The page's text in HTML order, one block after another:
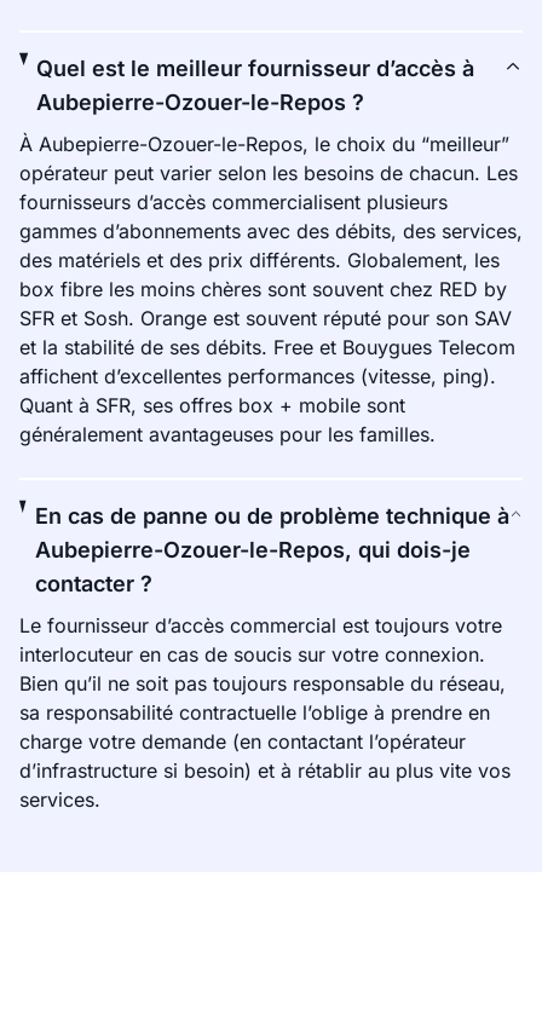
Quel est le meilleur fournisseur d’accès à
Aubepierre-Ozouer-le-Repos ?
À Aubepierre-Ozouer-le-Repos, le choix du “meilleur”
opérateur peut varier selon les besoins de chacun. Les
fournisseurs d’accès commercialisent plusieurs
gammes d’abonnements avec des débits, des services,
des matériels et des prix différents. Globalement, les
box fibre les moins chères sont souvent chez RED by
SFR et Sosh. Orange est souvent réputé pour son SAV
et la stabilité de ses débits. Free et Bouygues Telecom
affichent d’excellentes performances (vitesse, ping).
Quant à SFR, ses offres box + mobile sont
généralement avantageuses pour les familles.
En cas de panne ou de problème technique à
Aubepierre-Ozouer-le-Repos, qui dois-je
contacter ?
Le fournisseur d’accès commercial est toujours votre
interlocuteur en cas de soucis sur votre connexion.
Bien qu’il ne soit pas toujours responsable du réseau,
sa responsabilité contractuelle l’oblige à prendre en
charge votre demande (en contactant l’opérateur
d’infrastructure si besoin) et à rétablir au plus vite vos
services.